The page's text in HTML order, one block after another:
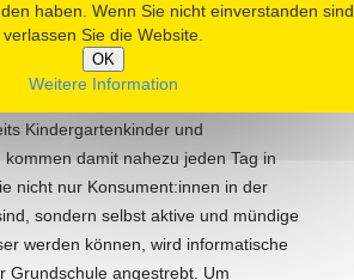
von Informatik und
wie z. B. Algorithmen in Suchmaschinen,
in Streamingdiensten, Aufzügen,
Kindergartenkinder und
damit nahezu jeden Tag in
nicht nur Konsument:innen in der
sondern selbst aktive und mündige
werden können, wird informatische
Grundschule angestrebt. Um
haben. Wenn Sie nicht einverstanden
verlassen Sie die Website.
OK
Weitere Information